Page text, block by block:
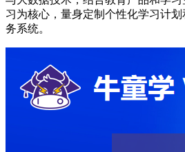
习为核心，量身定制个性化学习计
务系统。